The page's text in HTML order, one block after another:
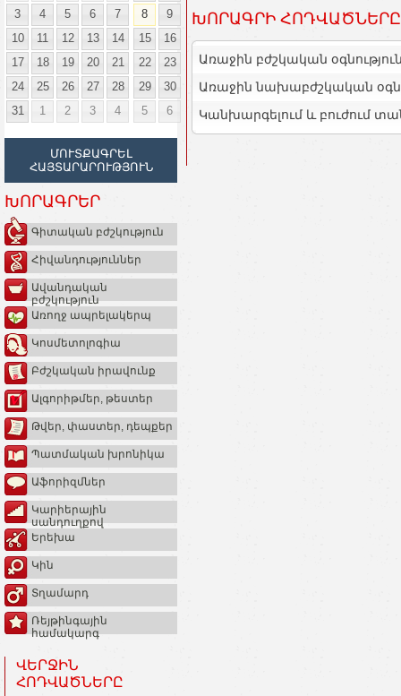
3
4 5 6 7 8
9
10
11 12 13 14 15
16
17
18 19 20 21 22
23
24
25 26 27 28 29
30
31
1 2 3 4 5 6
ՄՈՒՏՔԱԳՐԵԼ
ՀԱՅՏԱՐԱՐՈՒԹՅՈՒՆ
ԽՈՐԱԳՐԵՐ
Գիտական բժշկություն
Հիվանդություններ
Ավանդական
բժշկություն
Առողջ ապրելակերպ
Կոսմետոլոգիա
Բժշկական իրավունք
Ալգորիթմեր, թեստեր
Թվեր, փաստեր, դեպքեր
Պատմական խրոնիկա
Աֆորիզմներ
Կարիերային
սանդուղքով
Երեխա
Կին
Տղամարդ
Ռեյթինգային
համակարգ
ՎԵՐՋԻՆ
ՀՈԴՎԱԾՆԵՐԸ
ԽՈՐԱԳՐԻ ՀՈԴՎԱԾՆԵՐԸ
Առաջին բժշկական
Առաջին նախաբժշկական
Կանխարգելում և բուժում